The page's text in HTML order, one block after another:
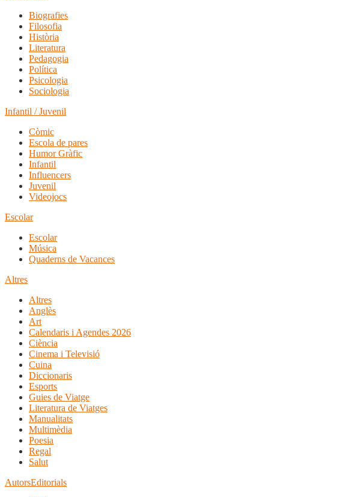
Biografies
Filosofia
Història
Literatura
Pedagogia
Política
Psicologia
Sociologia
Infantil / Juvenil
Còmic
Escola de pares
Humor Gràfic
Infantil
Influencers
Juvenil
Videojocs
Escolar
Escolar
Música
Quaderns de Vacances
Altres
Altres
Anglès
Art
Calendaris i Agendes 2026
Ciència
Cinema i Televisió
Cuina
Diccionaris
Esports
Guies de Viatge
Literatura de Viatges
Manualitats
Multimèdia
Poesia
Regal
Salut
AutorsEditorials